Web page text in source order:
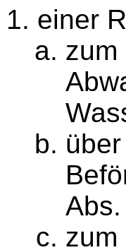
einer
zum